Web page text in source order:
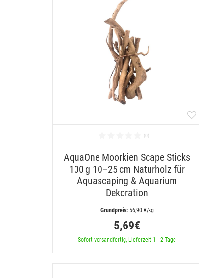
AquaOne Moorkien Scape Sticks
100 g 10–25 cm Naturholz für
Aquascaping & Aquarium
Dekoration
56,90 €/kg
5,69€
Sofort versandfertig, Lieferzeit 1 - 2 Tage